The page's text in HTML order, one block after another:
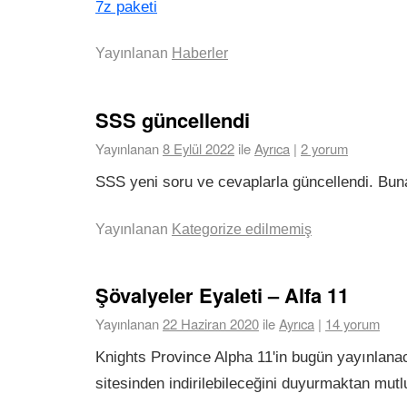
7z paketi
Yayınlanan Haberler
SSS güncellendi
Yayınlanan8 Eylül 2022 ileAyrıca | 2 yorum
SSS yeni soru ve cevaplarla güncellendi.
Yayınlanan Kategorize edilmemiş
Şövalyeler Eyaleti – Alfa 11
Yayınlanan22 Haziran 2020 ileAyrıca | 14 yorum
Knights Province Alpha 11'in bugün
sitesinden indirilebileceğini duyurmaktan